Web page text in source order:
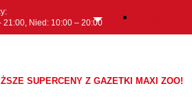
21:00, Nied: 10:00 – 20:00
SUPERCENY Z GAZETKI MAXI ZOO!